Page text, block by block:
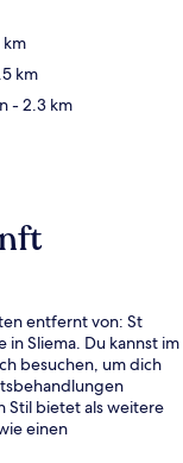
km
km
- 2.3 km
entfernt von: St
Sliema. Du kannst im
besuchen, um dich
Stil bietet als weitere
einen